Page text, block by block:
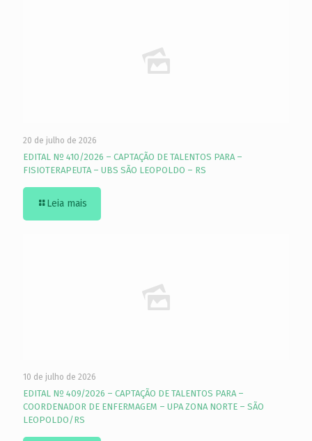
20 de julho de 2026
EDITAL Nº 410/2026 – CAPTAÇÃO DE TALENTOS PARA –
FISIOTERAPEUTA – UBS SÃO LEOPOLDO – RS
Leia mais
10 de julho de 2026
EDITAL Nº 409/2026 – CAPTAÇÃO DE TALENTOS PARA –
COORDENADOR DE ENFERMAGEM – UPA ZONA NORTE – SÃO
LEOPOLDO/RS